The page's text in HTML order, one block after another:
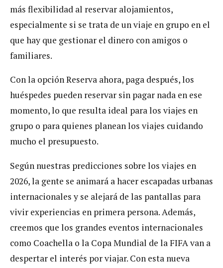
más flexibilidad al reservar alojamientos,
especialmente si se trata de un viaje en grupo en el
que hay que gestionar el dinero con amigos o
familiares.
Con la opción Reserva ahora, paga después, los
huéspedes pueden reservar sin pagar nada en ese
momento, lo que resulta ideal para los viajes en
grupo o para quienes planean los viajes cuidando
mucho el presupuesto.
Según nuestras predicciones sobre los viajes en
2026, la gente se animará a hacer escapadas urbanas
internacionales y se alejará de las pantallas para
vivir experiencias en primera persona. Además,
creemos que los grandes eventos internacionales
como Coachella o la Copa Mundial de la FIFA van a
despertar el interés por viajar. Con esta nueva